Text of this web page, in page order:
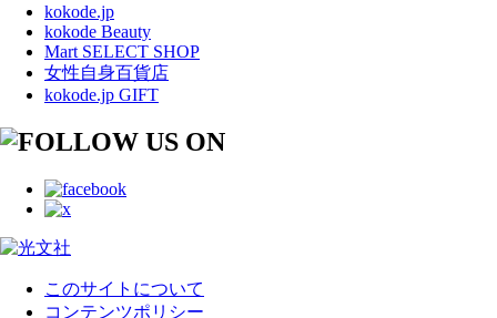
kokode.jp
kokode Beauty
Mart SELECT SHOP
女性自身百貨店
kokode.jp GIFT
このサイトについて
コンテンツポリシー